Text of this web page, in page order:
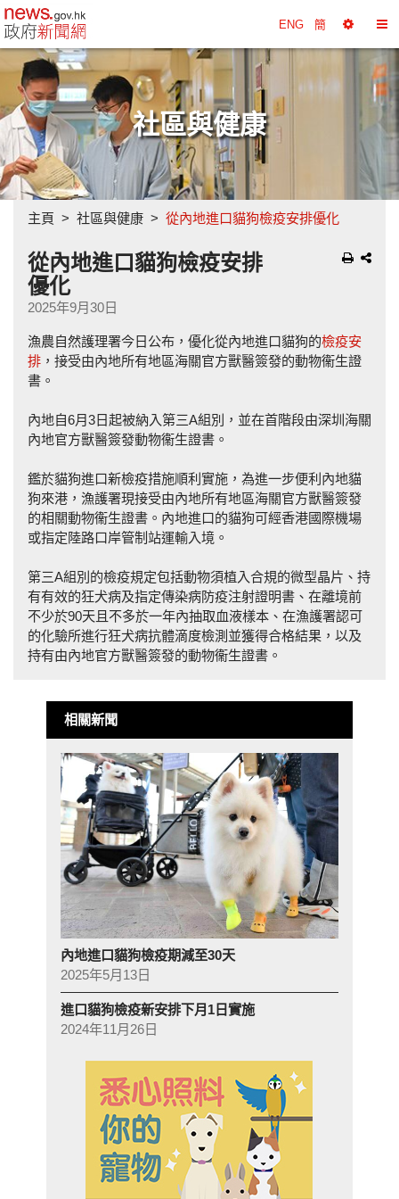
政府新聞網主頁 ENG 簡
擇
換
目
錄
社區與健康
主頁 社區與健康 從內地進口貓狗檢疫安排優化
從內地進口貓狗檢疫安排
優化
2025年9月30日
漁農自然護理署今日公布，優化從內地進口貓狗的檢疫安
排 ，接受由內地所有地區海關官方獸醫簽發的動物衞生證
書。
內地自6月3日起被納入第三A組別，並在首階段由深圳海關
內地官方獸醫簽發動物衞生證書。
鑑於貓狗進口新檢疫措施順利實施，為進一步便利內地貓
狗來港，漁護署現接受由內地所有地區海關官方獸醫簽發
的相關動物衞生證書。內地進口的貓狗可經香港國際機場
或指定陸路口岸管制站運輸入境。
第三A組別的檢疫規定包括動物須植入合規的微型晶片、持
有有效的狂犬病及指定傳染病防疫注射證明書、在離境前
不少於90天且不多於一年內抽取血液樣本、在漁護署認可
的化驗所進行狂犬病抗體滴度檢測並獲得合格結果，以及
持有由內地官方獸醫簽發的動物衞生證書。
相關新聞
內地進口貓狗檢疫期減至30天
2025年5月13日
進口貓狗檢疫新安排下月1日實施
2024年11月26日